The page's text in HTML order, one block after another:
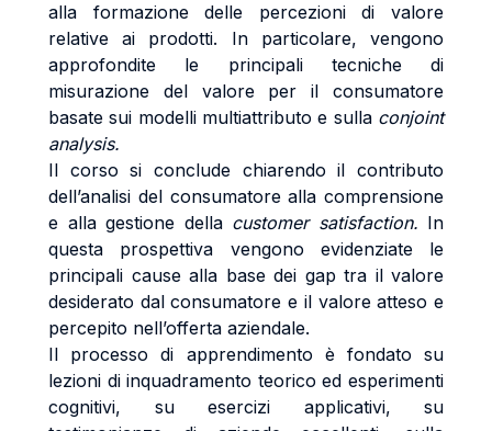
alla formazione delle percezioni di valore
relative ai prodotti. In particolare, vengono
approfondite le principali tecniche di
misurazione del valore per il consumatore
basate sui modelli multiattributo e sulla conjoint
analysis.
Il corso si conclude chiarendo il contributo
dell’analisi del consumatore alla comprensione
e alla gestione dellacustomer satisfaction. In
questa prospettiva vengono evidenziate le
principali cause alla base dei gap tra il valore
desiderato dal consumatore e il valore atteso e
percepito nell’offerta aziendale.
Il processo di apprendimento è fondato su
lezioni di inquadramento teorico ed esperimenti
cognitivi, su esercizi applicativi, su